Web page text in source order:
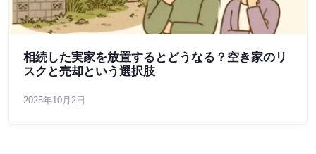
相続した実家を放置するとどうなる？空き家のリ
スクと売却という選択肢
2025年10月2日